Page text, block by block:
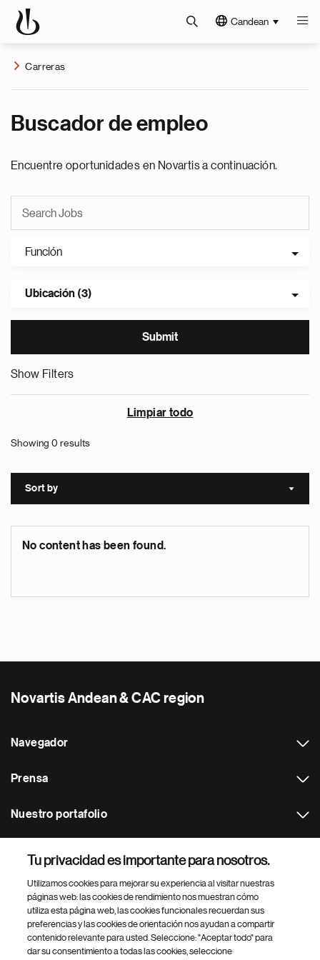
Candean
Carreras
Buscador de empleo
Encuentre oportunidades en Novartis a continuación.
Función
Ubicación (3)
Show Filters
Limpiar todo
Showing 0 results
Sort by Sort
No content has been found.
Novartis Andean & CAC region
Navegador
Prensa
Nuestro portafolio
Footer Site Search
Tu privacidad es importante para nosotros.
Utilizamos cookies para mejorar su experiencia al visitar nuestras
páginas web: las cookies de rendimiento nos muestran cómo
utiliza esta página web, las cookies funcionales recuerdan sus
preferencias y las cookies de orientación nos ayudan a compartir
contenido relevante para usted. Seleccione: "Aceptar todo" para
dar su consentimiento a todas las cookies, seleccione